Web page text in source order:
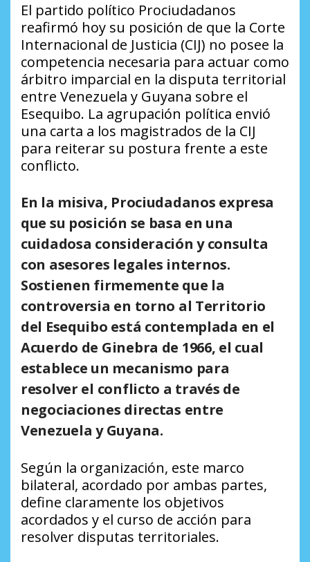
El partido político Prociudadanos
reafirmó hoy su posición de que la Corte
Internacional de Justicia (CIJ) no posee la
competencia necesaria para actuar como
árbitro imparcial en la disputa territorial
entre Venezuela y Guyana sobre el
Esequibo. La agrupación política envió
una carta a los magistrados de la CIJ
para reiterar su postura frente a este
conflicto.
En la misiva, Prociudadanos expresa
que su posición se basa en una
cuidadosa consideración y consulta
con asesores legales internos.
Sostienen firmemente que la
controversia en torno al Territorio
del Esequibo está contemplada en el
Acuerdo de Ginebra de 1966, el cual
establece un mecanismo para
resolver el conflicto a través de
negociaciones directas entre
Venezuela y Guyana.
Según la organización, este marco
bilateral, acordado por ambas partes,
define claramente los objetivos
acordados y el curso de acción para
resolver disputas territoriales.